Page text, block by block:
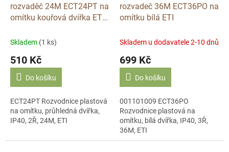
rozvaděč 24M ECT24PT na
omítku kouřová dvířka ETI
Skladem (1 ks)
510 Kč
Do košíku
ECT24PT Rozvodnice plastová
na omítku, průhledná dvířka,
IP40, 2Ř, 24M, ETI
rozvadeč 36M ECT36PO na
omítku bílá ETI
Skladem u dodavatele 2-10 dnů
699 Kč
Do košíku
001101009 ECT36PO
Rozvodnice plastová na
omítku, bílá dvířka, IP40, 3Ř,
36M, ETI